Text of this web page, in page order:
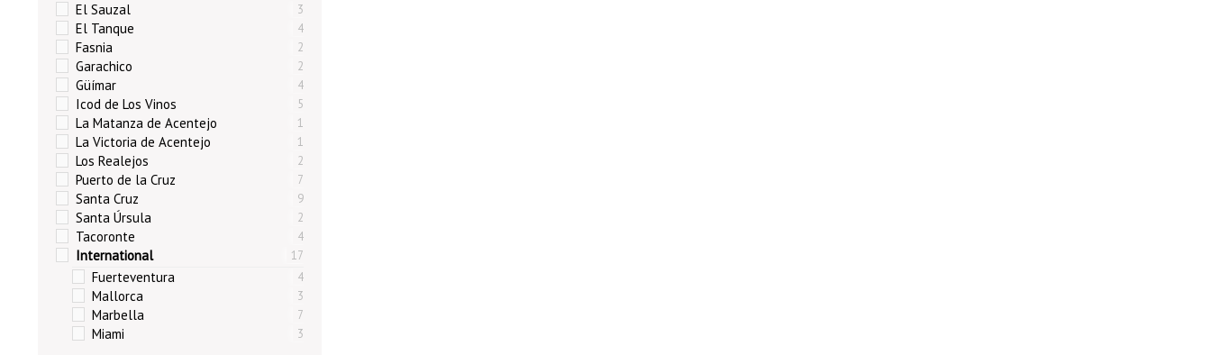
El Sauzal 3
El Tanque 4
Fasnia 2
Garachico 2
Güímar 4
Icod de Los Vinos 5
La Matanza de Acentejo 1
La Victoria de Acentejo 1
Los Realejos 2
Puerto de la Cruz 7
Santa Cruz 9
Santa Úrsula 2
Tacoronte 4
International 17
Fuerteventura 4
Mallorca 3
Marbella 7
Miami 3